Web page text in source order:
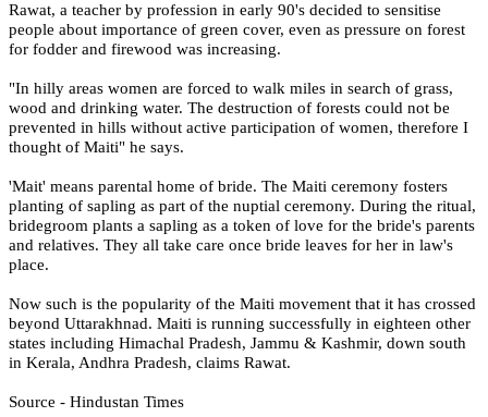
Rawat, a teacher by profession in early 90's decided to sensitise
people about importance of green cover, even as pressure on forest
for fodder and firewood was increasing.
"In hilly areas women are forced to walk miles in search of grass,
wood and drinking water. The destruction of forests could not be
prevented in hills without active participation of women, therefore I
thought of Maiti" he says.
'Mait' means parental home of bride. The Maiti ceremony fosters
planting of sapling as part of the nuptial ceremony. During the ritual,
bridegroom plants a sapling as a token of love for the bride's parents
and relatives. They all take care once bride leaves for her in law's
place.
Now such is the popularity of the Maiti movement that it has crossed
beyond Uttarakhnad. Maiti is running successfully in eighteen other
states including Himachal Pradesh, Jammu & Kashmir, down south
in Kerala, Andhra Pradesh, claims Rawat.
Source - Hindustan Times